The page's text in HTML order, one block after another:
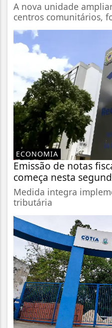
A nova unidade
centros comunitários,
ECONOMIA
Emissão de notas
começa nesta
Medida integra
tributária